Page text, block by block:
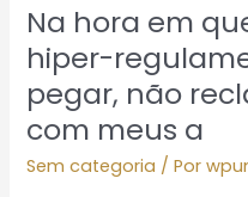
Na hora em
hiper-
pegar, não
com meus a
Sem categoria / Por
Na
hora
em
que
o
neo-